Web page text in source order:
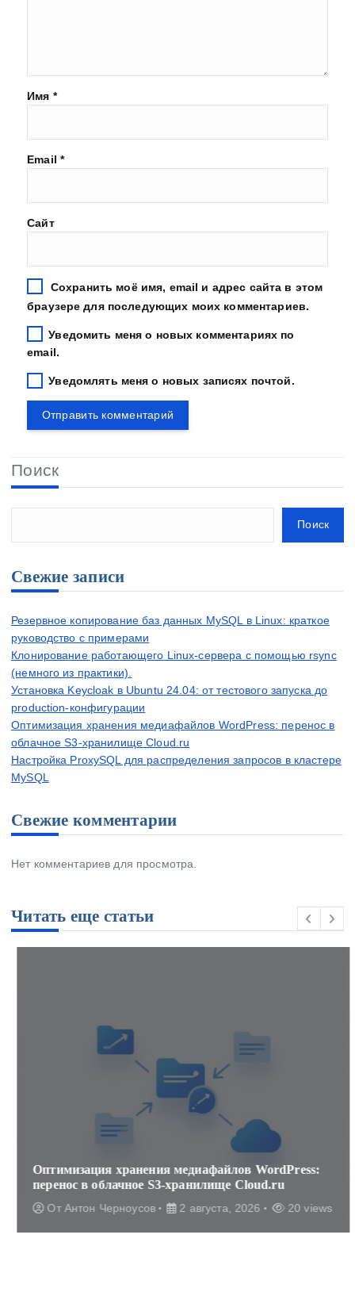
Имя *
Email *
Сайт
Сохранить моё имя, email и адрес сайта в этом
браузере для последующих моих комментариев.
Уведомить меня о новых комментариях по
email.
Уведомлять меня о новых записях почтой.
Поиск
Поиск
Свежие записи
Резервное копирование баз данных MySQL в Linux: краткое
руководство с примерами
Клонирование работающего Linux-сервера с помощью rsync
(немного из практики).
Установка Keycloak в Ubuntu 24.04: от тестового запуска до
production-конфигурации
Оптимизация хранения медиафайлов WordPress: перенос в
облачное S3-хранилище Cloud.ru
Настройка ProxySQL для распределения запросов в кластере
MySQL
Свежие комментарии
Нет комментариев для просмотра.
Читать еще статьи
Оптимизация хранения медиафайлов WordPress:
перенос в облачное S3-хранилище Cloud.ru
ОтАнтон Черноусов 2 августа, 2026 20 views